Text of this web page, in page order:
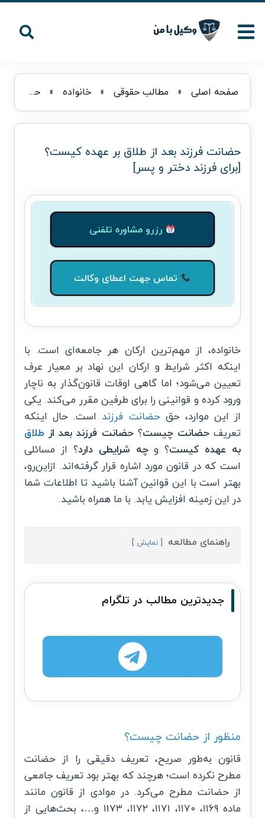
صفحه اصلی » مطالب حقوقی »خانواده »حضانت فرزند بعد از طلاق بر عهده کیست؟ [برای فرزند دختر و پسر]
حضانت فرزند بعد از طلاق بر عهده کیست؟
[برای فرزند دختر و پسر]
رزرو مشاوره تلفنی
تماس جهت اعطای وکالت
خانواده، از مهم‌ترین ارکان هر جامعه‌ای است. با
اینکه اکثر شرایط و ارکان این نهاد بر معیار عرف
تعیین می‌شود؛ اما گاهی اوقات قانون‌گذار به ناچار
ورود کرده و قوانینی را برای طرفین مقرر می‌کند. یکی
از این موارد، حقحضانت فرزند است. حال اینکه
تعریفحضانت چیست؟حضانت فرزند بعد از طلاق
به عهده کیست؟ وچه شرایطی دارد؟ از مسائلی
است که در قانون مورد اشاره قرار گرفته‌اند. ازاین‌رو،
بهتر است با این قوانین آشنا باشید تا اطلاعات شما
در این زمینه افزایش یابد. با ما همراه باشید.
راهنمای مطالعه نمایش
جدیدترین مطالب در تلگرام
منظور از حضانت چیست؟
قانون به‌طور صریح، تعریف دقیقی را از حضانت
مطرح نکرده است؛ هرچند که بهتر بود تعریف جامعی
از حضانت مطرح می‌کرد. در موادی از قانون مانند
ماده ۱۱۶۹، ۱۱۷۰، ۱۱۷۱، ۱۱۷۲، ۱۱۷۳ و…، بحث‌هایی از